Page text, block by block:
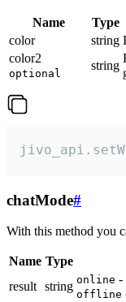
Name Type
color
string
color2
optional
string
chatMode#
With this method you
Name Type
result string online -
offline